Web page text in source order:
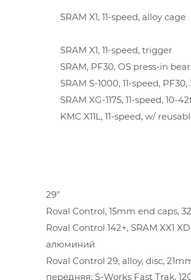
SRAM X1, 11-speed, alloy cage
SRAM X1, 11-speed, trigger
SRAM, PF30, OS press-in
SRAM S-1000, 11-speed,
SRAM XG-1175, 11-speed, 10-
KMC X11L, 11-speed, w/
29"
Roval Control, 15mm end caps,
Roval Control 142+, SRAM XX1
алюминий
Roval Control 29, alloy, disc,
передняя: S-Works Fast Trak,